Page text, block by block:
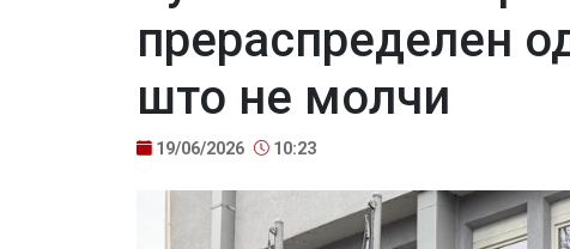
прераспределен
што не молчи
19/06/2026 10:23